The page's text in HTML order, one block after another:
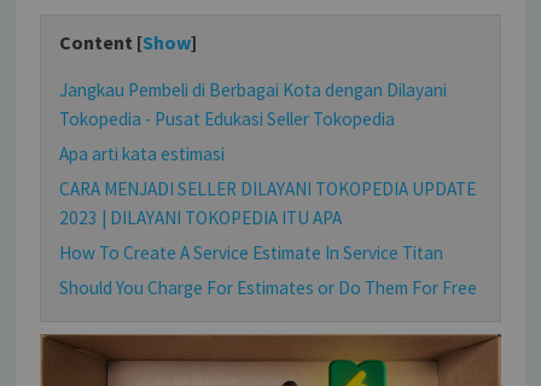
Content [Show]
Jangkau Pembeli di Berbagai Kota dengan Dilayani
Tokopedia - Pusat Edukasi Seller Tokopedia
Apa arti kata estimasi
CARA MENJADI SELLER DILAYANI TOKOPEDIA UPDATE
2023 | DILAYANI TOKOPEDIA ITU APA
How To Create A Service Estimate In Service Titan
Should You Charge For Estimates or Do Them For Free